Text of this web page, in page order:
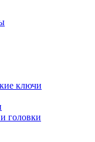
ключи
головки